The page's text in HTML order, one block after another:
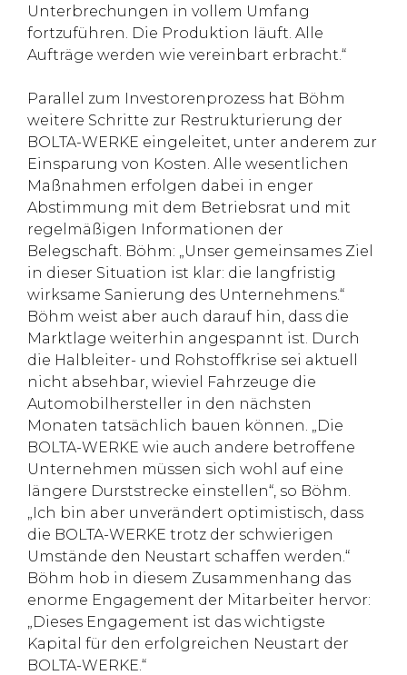
Unterbrechungen in vollem Umfang
fortzuführen. Die Produktion läuft. Alle
Aufträge werden wie vereinbart erbracht.“
Parallel zum Investorenprozess hat Böhm
weitere Schritte zur Restrukturierung der
BOLTA-WERKE eingeleitet, unter anderem zur
Einsparung von Kosten. Alle wesentlichen
Maßnahmen erfolgen dabei in enger
Abstimmung mit dem Betriebsrat und mit
regelmäßigen Informationen der
Belegschaft. Böhm: „Unser gemeinsames Ziel
in dieser Situation ist klar: die langfristig
wirksame Sanierung des Unternehmens.“
Böhm weist aber auch darauf hin, dass die
Marktlage weiterhin angespannt ist. Durch
die Halbleiter- und Rohstoffkrise sei aktuell
nicht absehbar, wieviel Fahrzeuge die
Automobilhersteller in den nächsten
Monaten tatsächlich bauen können. „Die
BOLTA-WERKE wie auch andere betroffene
Unternehmen müssen sich wohl auf eine
längere Durststrecke einstellen“, so Böhm.
„Ich bin aber unverändert optimistisch, dass
die BOLTA-WERKE trotz der schwierigen
Umstände den Neustart schaffen werden.“
Böhm hob in diesem Zusammenhang das
enorme Engagement der Mitarbeiter hervor:
„Dieses Engagement ist das wichtigste
Kapital für den erfolgreichen Neustart der
BOLTA-WERKE.“